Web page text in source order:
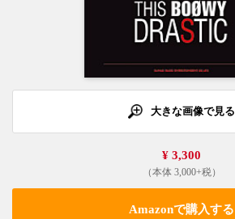
大きな画像で見る
¥ 3,300
（本体 3,000+税）
Amazonで購入する